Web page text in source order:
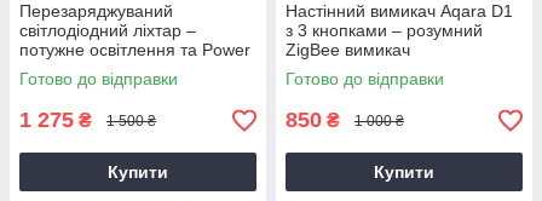
Перезаряджуваний
світлодіодний ліхтар –
потужне освітлення та Power
Bank
Готово до відправки
1 275 ₴ 1 500 ₴
Купити
Настінний вимикач Aqara D1
з 3 кнопками – розумний
ZigBee вимикач
Готово до відправки
850 ₴ 1 000 ₴
Купити